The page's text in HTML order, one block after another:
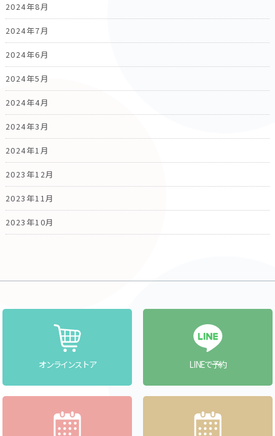
2024年8月
2024年7月
2024年6月
2024年5月
2024年4月
2024年3月
2024年1月
2023年12月
2023年11月
2023年10月
オンラインストア LINEで予約